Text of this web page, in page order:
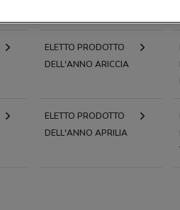
ELETTO PRODOTTO
DELL'ANNO ARICCIA
ELETTO PRODOTTO
DELL'ANNO APRILIA